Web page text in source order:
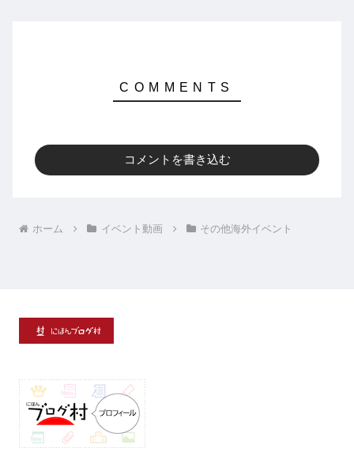
コメントを書き込む
ホーム イベント動画 その他海外イベント